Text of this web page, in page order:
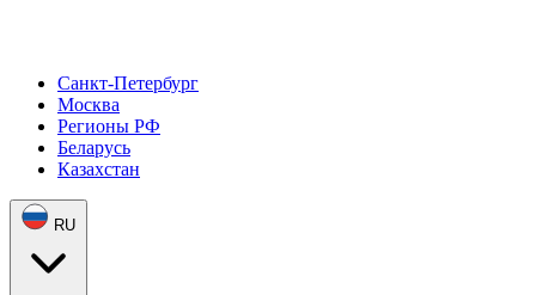
Санкт-Петербург
Москва
Регионы РФ
Беларусь
Казахстан
RU